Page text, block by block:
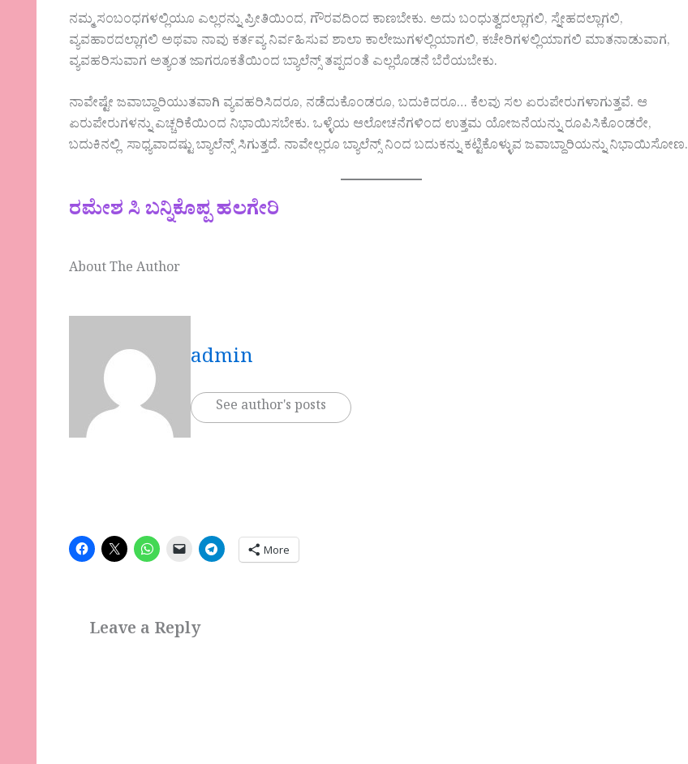
ನಮ್ಮ ಸಂಬಂಧಗಳಲ್ಲಿಯೂ ಎಲ್ಲರನ್ನು ಪ್ರೀತಿಯಿಂದ, ಗೌರವದಿಂದ ಕಾಣಬೇಕು. ಅದು ಬಂಧುತ್ವದಲ್ಲಾಗಲಿ, ಸ್ನೇಹದಲ್ಲಾಗಲಿ,
ವ್ಯವಹಾರದಲ್ಲಾಗಲಿ ಅಥವಾ ನಾವು ಕರ್ತವ್ಯ ನಿರ್ವಹಿಸುವ ಶಾಲಾ ಕಾಲೇಜುಗಳಲ್ಲಿಯಾಗಲಿ, ಕಚೇರಿಗಳಲ್ಲಿಯಾಗಲಿ ಮಾತನಾಡುವಾಗ,
ವ್ಯವಹರಿಸುವಾಗ ಅತ್ಯಂತ ಜಾಗರೂಕತೆಯಿಂದ ಬ್ಯಾಲೆನ್ಸ್ ತಪ್ಪದಂತೆ ಎಲ್ಲರೊಡನೆ ಬೆರೆಯಬೇಕು.
ನಾವೇಷ್ಟೇ ಜವಾಬ್ದಾರಿಯುತವಾಗಿ ವ್ಯವಹರಿಸಿದರೂ, ನಡೆದುಕೊಂಡರೂ, ಬದುಕಿದರೂ… ಕೆಲವು ಸಲ ಏರುಪೇರುಗಳಾಗುತ್ತವೆ. ಆ
ಏರುಪೇರುಗಳನ್ನು ಎಚ್ಚರಿಕೆಯಿಂದ ನಿಭಾಯಿಸಬೇಕು. ಒಳ್ಳೆಯ ಆಲೋಚನೆಗಳಿಂದ ಉತ್ತಮ ಯೋಜನೆಯನ್ನು ರೂಪಿಸಿಕೊಂಡರೇ,
ಬದುಕಿನಲ್ಲಿ ಸಾಧ್ಯವಾದಷ್ಟು ಬ್ಯಾಲೆನ್ಸ್ ಸಿಗುತ್ತದೆ. ನಾವೇಲ್ಲರೂ ಬ್ಯಾಲೆನ್ಸ್ ನಿಂದ ಬದುಕನ್ನು ಕಟ್ಟಿಕೊಳ್ಳುವ ಜವಾಬ್ದಾರಿಯನ್ನು ನಿಭಾಯಿಸೋಣ.
ರಮೇಶ ಸಿ ಬನ್ನಿಕೊಪ್ಪ ಹಲಗೇರಿ
About The Author
admin
See author's posts
More
Leave a Reply